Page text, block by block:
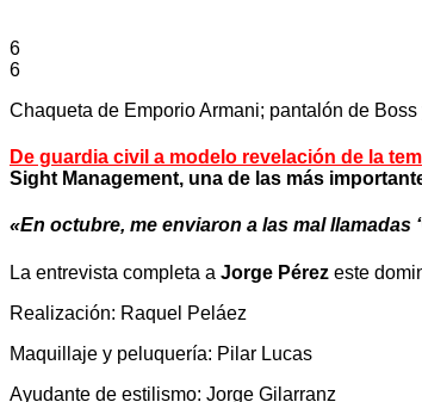
6
6
Chaqueta de Emporio Armani; pantalón de
De guardia civil a modelo revelación de la
Sight Management, una de las más
«En octubre, me enviaron a las mal llamadas
La entrevista completa a Jorge Pérez este
Realización: Raquel Peláez
Maquillaje y peluquería: Pilar Lucas
Ayudante de estilismo: Jorge Gilarranz